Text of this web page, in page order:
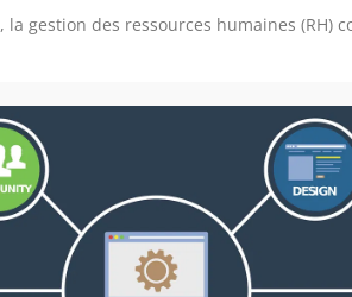
la gestion des ressources humaines (RH)